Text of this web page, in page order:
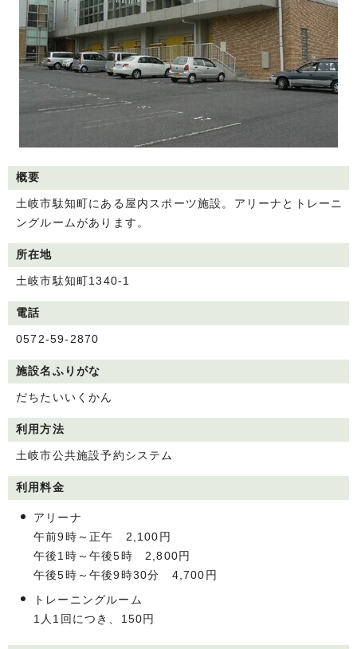
概要
土岐市駄知町にある屋内スポーツ施設。アリーナとトレーニ
ングルームがあります。
所在地
土岐市駄知町1340-1
電話
0572-59-2870
施設名ふりがな
だちたいいくかん
利用方法
土岐市公共施設予約システム
利用料金
アリーナ
午前9時～正午 2,100円
午後1時～午後5時 2,800円
午後5時～午後9時30分 4,700円
トレーニングルーム
1人1回につき、150円